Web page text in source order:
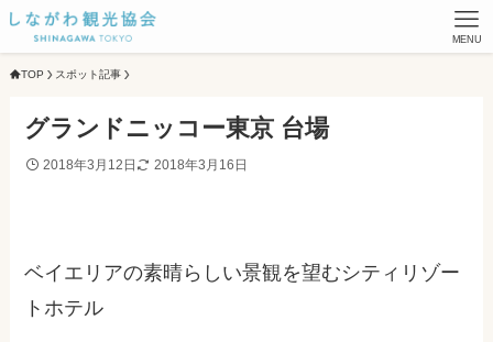
MENU
TOP スポット記事
グランドニッコー東京 台場
2018年3月12日 2018年3月16日
ベイエリアの素晴らしい景観を望むシティリゾー
トホテル